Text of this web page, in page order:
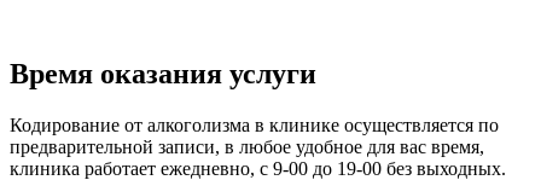
Время оказания услуги
Кодирование от алкоголизма в клинике осуществляется по
предварительной записи, в любое удобное для вас время,
клиника работает ежедневно, с 9-00 до 19-00 без выходных.